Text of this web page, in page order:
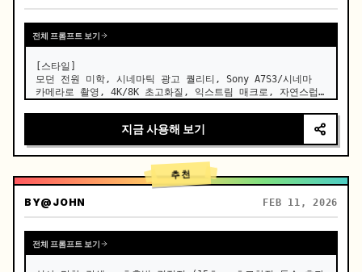
전체 프롬프트 보기
[스타일]
모던 전원 미학, 시네마틱 광고 퀄리티, Sony A7S3/시네마
카메라로 촬영, 4K/8K 초고화질, 익스트림 매크로, 자연스럽
잘 관리된 모던 팜하우스 오픈 키친, 배경은 푸른 채소밭, 밝
은 햇살.
[인물]
묶고, 짙은 파란색의 편안한 리넨 의상을 입었으며, 깨끗한 화
장, 집중되고 평화로운 눈빛.
[샷 디테일]
지금 사용해 보기
추천
BY@JOHN FEB 11, 2026
전체 프롬프트 보기